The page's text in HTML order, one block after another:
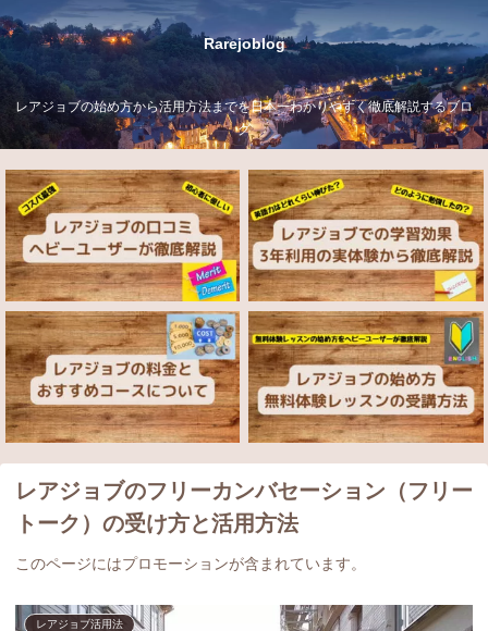
Rarejoblog
レアジョブの始め方から活用方法までを日本一わかりやすく徹底解説するブロ
グ
レアジョブのフリーカンバセーション（フリー
トーク）の受け方と活用方法
このページにはプロモーションが含まれています。
レアジョブ活用法